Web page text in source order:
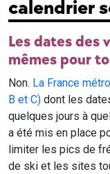
calendrier
Les dates des
mêmes pour
Non. La France
B et C) dont les
quelques jours à
a été mis en place
limiter les pics de
de ski et les sites